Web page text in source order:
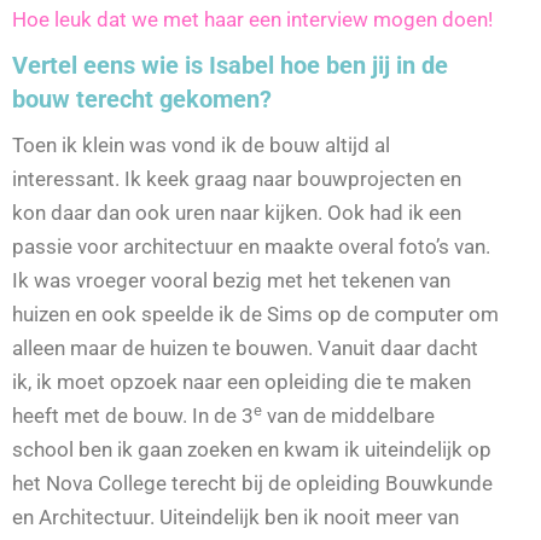
Hoe leuk dat we met haar een interview mogen doen!
Vertel eens wie is Isabel hoe ben jij in de
bouw terecht gekomen?
Toen ik klein was vond ik de bouw altijd al
interessant. Ik keek graag naar bouwprojecten en
kon daar dan ook uren naar kijken. Ook had ik een
passie voor architectuur en maakte overal foto’s van.
Ik was vroeger vooral bezig met het tekenen van
huizen en ook speelde ik de Sims op de computer om
alleen maar de huizen te bouwen. Vanuit daar dacht
ik, ik moet opzoek naar een opleiding die te maken
heeft met de bouw. In de 3e van de middelbare
school ben ik gaan zoeken en kwam ik uiteindelijk op
het Nova College terecht bij de opleiding Bouwkunde
en Architectuur. Uiteindelijk ben ik nooit meer van